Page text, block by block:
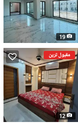
19
مقبول ترین
12